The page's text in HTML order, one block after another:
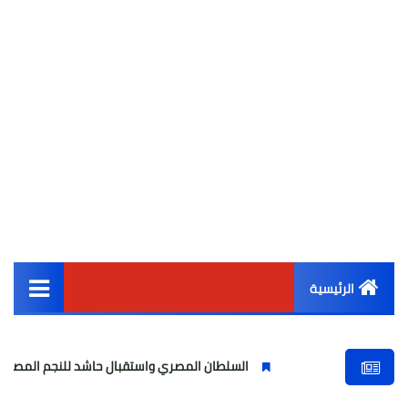
الرئيسية
أخبار مصر
السلطان المصري واستقبال حاشد للنجم المصري